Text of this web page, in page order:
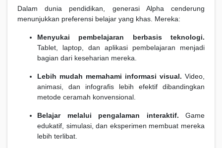
Dalam dunia pendidikan, generasi Alpha cenderung
menunjukkan preferensi belajar yang khas. Mereka:
Menyukai pembelajaran berbasis teknologi.
Tablet, laptop, dan aplikasi pembelajaran menjadi
bagian dari keseharian mereka.
Lebih mudah memahami informasi visual. Video,
animasi, dan infografis lebih efektif dibandingkan
metode ceramah konvensional.
Belajar melalui pengalaman interaktif. Game
edukatif, simulasi, dan eksperimen membuat mereka
lebih terlibat.